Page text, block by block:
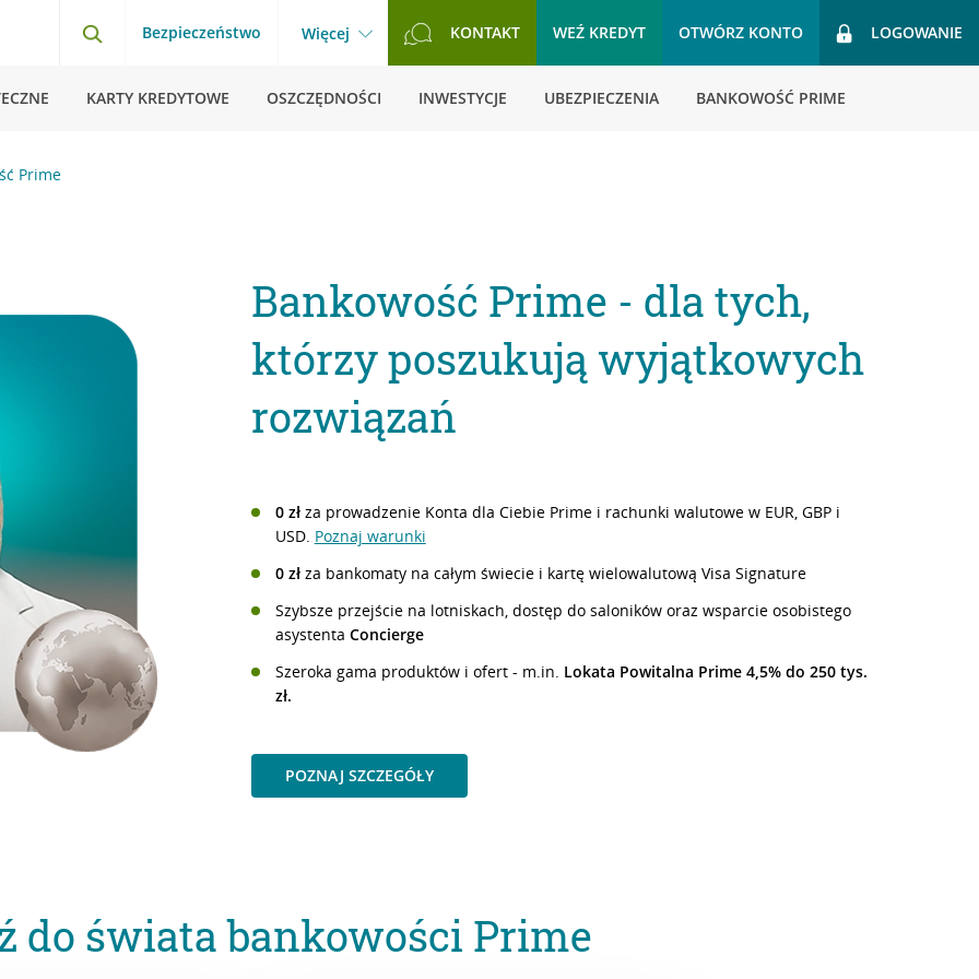
Bezpieczeństwo Więcej KONTAKT WEŹ KREDYT OTWÓRZ KONTO LOGOWANIE
KARTY KREDYTOWE OSZCZĘDNOŚCI INWESTYCJE UBEZPIECZENIA BANKOWOŚĆ PRIME
Prime
Bankowość Prime - dla tych,
którzy poszukują wyjątkowych
rozwiązań
0 złza prowadzenie Konta dla Ciebie Prime i rachunki walutowe w EUR, GBP i
USD. Poznaj warunki
0 złza bankomaty na całym świecie i kartę wielowalutową Visa Signature
Szybsze przejście na lotniskach, dostęp do saloników oraz wsparcie osobistego
asystenta Concierge
Szeroka gama produktów i ofert - m.in. Lokata Powitalna Prime 4,5% do 250 tys.
zł.
POZNAJ SZCZEGÓŁY
do świata bankowości Prime